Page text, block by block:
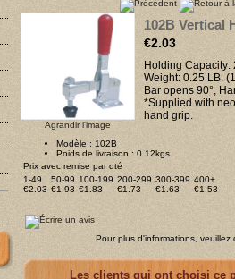
Agrandir l'image
102B Vertical
€2.03
Holding Capacity:
Weight: 0.25 LB.
Bar opens 90°,
*Supplied with
hand grip.
Modèle : 102B
Poids de livraison : 0.12kgs
Prix avec remise par qté
1-49
€2.03
50-99
€1.93
100-199
€1.83
200-299
€1.73
300-399
€1.63
400+
€1.53
Pour plus d'informations, veuillez
Les clients qui ont choisi ce